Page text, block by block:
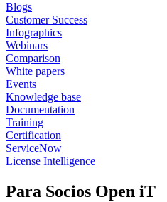
Blogs
Customer Success
Infographics
Webinars
Comparison
White papers
Events
Knowledge base
Documentation
Training
Certification
ServiceNow
License Intelligence
Para Socios Open iT